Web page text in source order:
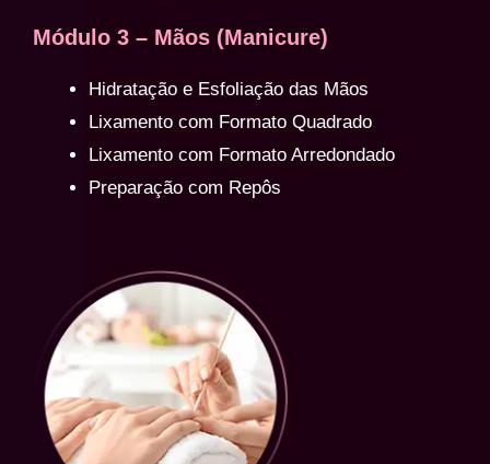
Módulo 3 – Mãos (Manicure)
Hidratação e Esfoliação das Mãos
Lixamento com Formato Quadrado
Lixamento com Formato Arredondado
Preparação com Repôs